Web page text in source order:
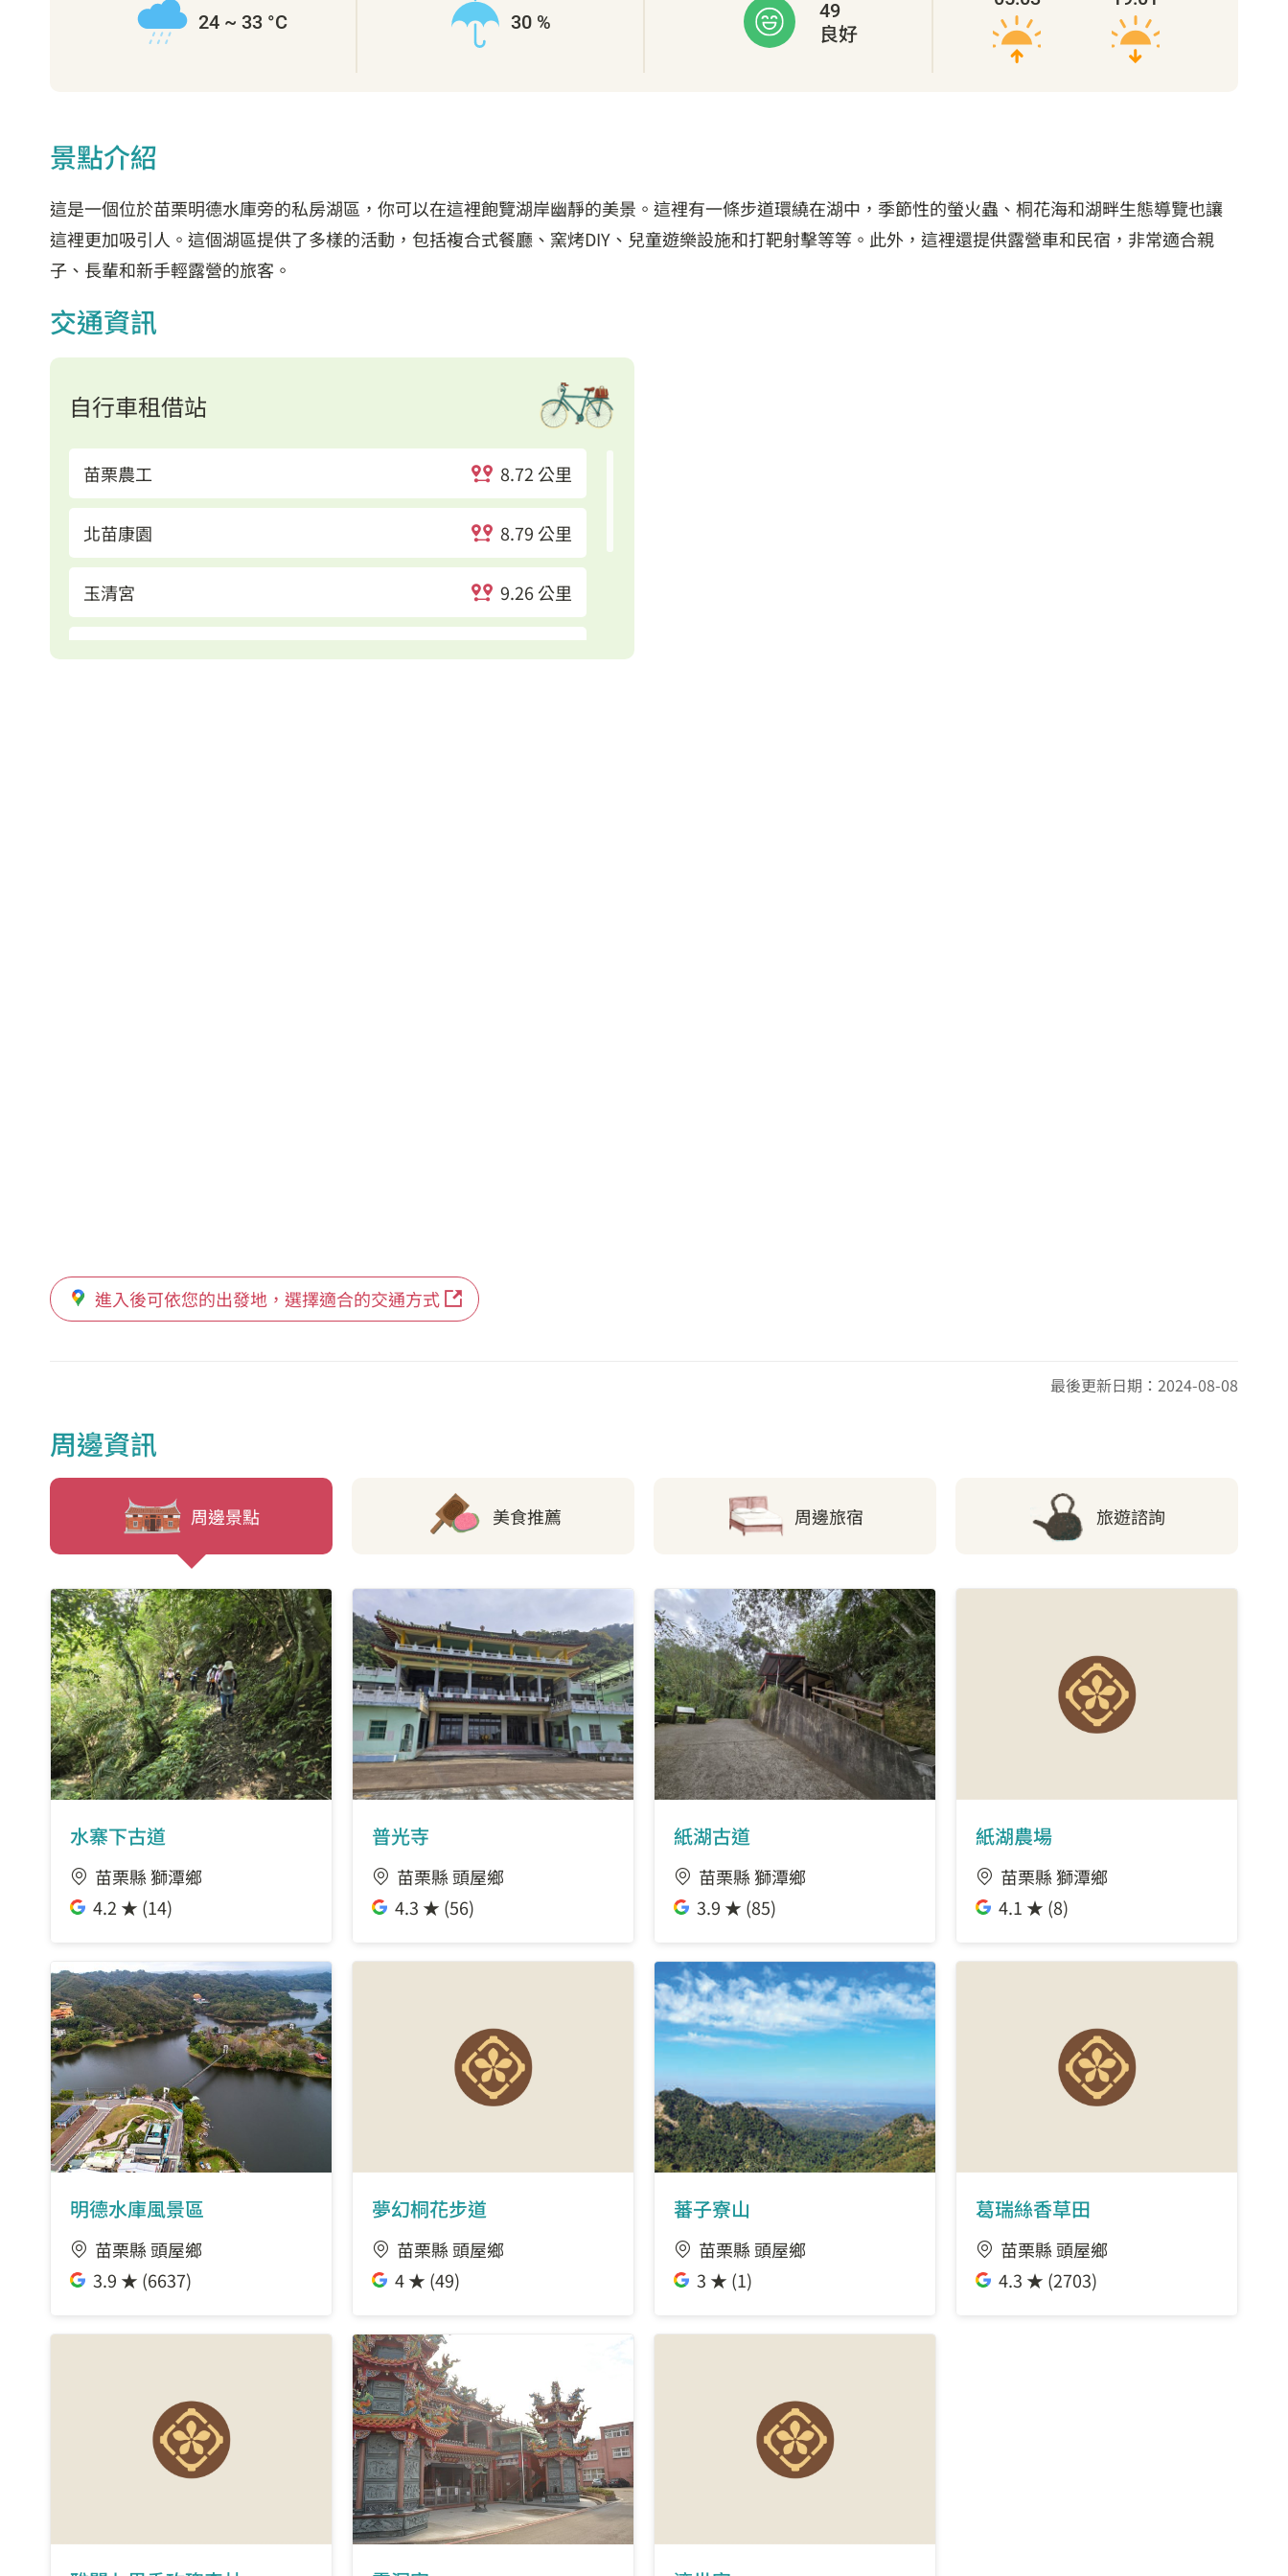
24 ~ 33 °C 30 % 49
良好
景點介紹
這是一個位於苗栗明德水庫旁的私房湖區，你可以在這裡飽覽湖岸幽靜的美景。這裡有一條步道環繞在湖中，季節性的螢火蟲、桐花海和湖畔生態導覽也讓
這裡更加吸引人。這個湖區提供了多樣的活動，包括複合式餐廳、窯烤DIY、兒童遊樂設施和打靶射擊等等。此外，這裡還提供露營車和民宿，非常適合親
子、長輩和新手輕露營的旅客。
交通資訊
自行車租借站
苗栗農工 8.72 公里
北苗康園 8.79 公里
玉清宮 9.26 公里
進入後可依您的出發地，選擇適合的交通方式
最後更新日期：2024-08-08
周邊資訊
周邊景點 美食推薦 周邊旅宿 旅遊諮詢
水寨下古道
苗栗縣 獅潭鄉
4.2 ★ (14)
普光寺
苗栗縣 頭屋鄉
4.3 ★ (56)
紙湖古道
苗栗縣 獅潭鄉
3.9 ★ (85)
紙湖農場
苗栗縣 獅潭鄉
4.1 ★ (8)
明德水庫風景區
苗栗縣 頭屋鄉
3.9 ★ (6637)
夢幻桐花步道
苗栗縣 頭屋鄉
4 ★ (49)
蕃子寮山
苗栗縣 頭屋鄉
3 ★ (1)
葛瑞絲香草田
苗栗縣 頭屋鄉
4.3 ★ (2703)